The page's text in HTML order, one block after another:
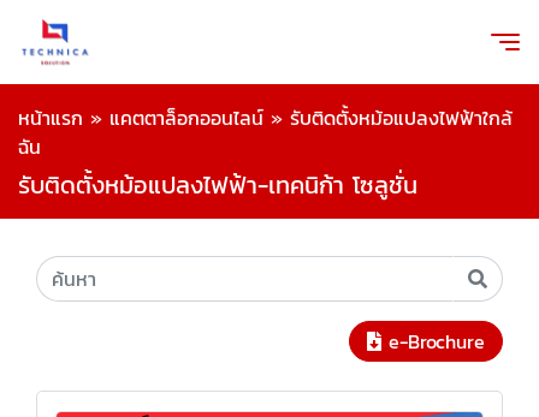
หน้าแรก » แคตตาล็อกออนไลน์ » รับติดตั้งหม้อแปลงไฟฟ้าใกล้
ฉัน
รับติดตั้งหม้อแปลงไฟฟ้า-เทคนิก้า โซลูชั่น
e-Brochure